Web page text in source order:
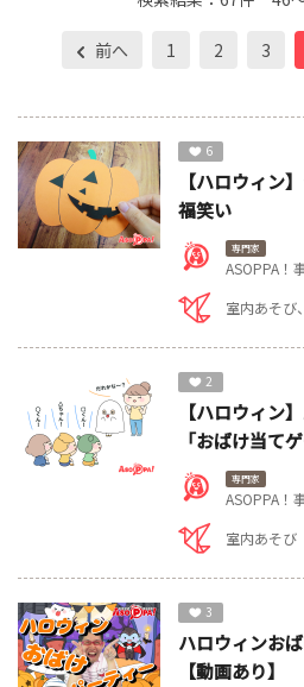
前へ 1 2 3
6
【ハロウィン
福笑い
専門家
ASOPPA！
室内あそび
2
【ハロウィン
「おばけ当てゲ
専門家
ASOPPA！
室内あそび
3
ハロウィンお
【動画あり】